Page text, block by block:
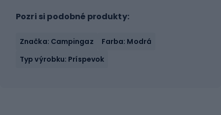
Pozri si podobné produkty:
Značka: Campingaz
Farba: Modrá
Typ výrobku: Príspevok